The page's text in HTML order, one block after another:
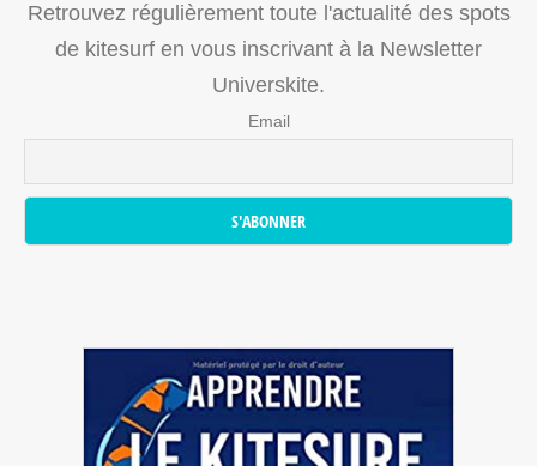
Retrouvez régulièrement toute l'actualité des spots
de kitesurf en vous inscrivant à la Newsletter
Universkite.
Email